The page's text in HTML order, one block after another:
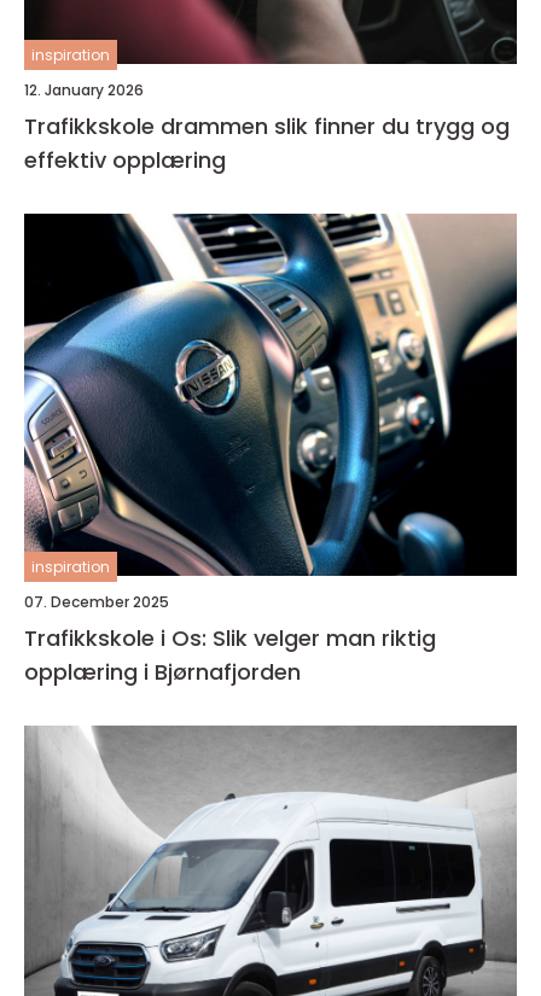
inspiration
12. January 2026
Trafikkskole drammen slik finner du trygg og
effektiv opplæring
inspiration
07. December 2025
Trafikkskole i Os: Slik velger man riktig
opplæring i Bjørnafjorden